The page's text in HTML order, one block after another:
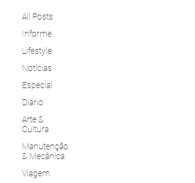
All Posts
Informe
Lifestyle
Notícias
Especial
Diário
Arte &
Cultura
Manutenção
& Mecânica
Viagem